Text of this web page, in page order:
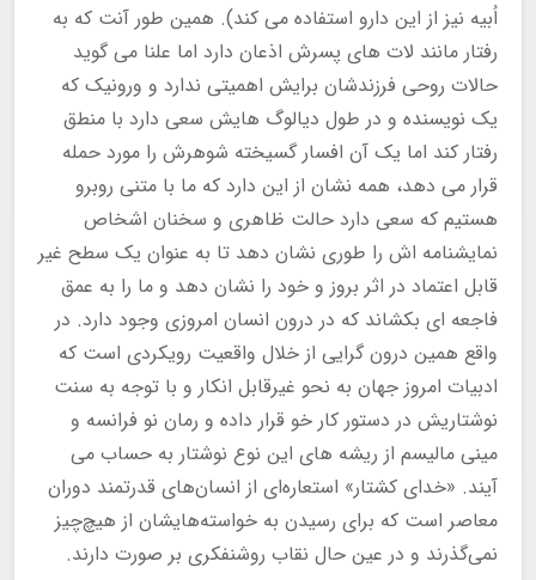
اُبیه نیز از این دارو استفاده می کند). همین طور آنت که به
رفتار مانند لات های پسرش اذعان دارد اما علنا می گوید
حالات روحی فرزندشان برایش اهمیتی ندارد و ورونیک که
یک نویسنده و در طول دیالوگ هایش سعی دارد با منطق
رفتار کند اما یک آن افسار گسیخته شوهرش را مورد حمله
قرار می دهد، همه نشان از این دارد که ما با متنی روبرو
هستیم که سعی دارد حالت ظاهری و سخنان اشخاص
نمایشنامه اش را طوری نشان دهد تا به عنوان یک سطح غیر
قابل اعتماد در اثر بروز و خود را نشان دهد و ما را به عمق
فاجعه ای بکشاند که در درون انسان امروزی وجود دارد. در
واقع همین درون گرایی از خلال واقعیت رویکردی است که
ادبیات امروز جهان به نحو غیرقابل انکار و با توجه به سنت
نوشتاریش در دستور کار خو قرار داده و رمان نو فرانسه و
مینی مالیسم از ریشه های این نوع نوشتار به حساب می
آیند. «خدای کشتار» استعاره‌ای از انسان‌های قدرتمند دوران
معاصر است که برای رسیدن به خواسته‌هایشان از هیچ‌چیز
نمی‌گذرند و در عین حال نقاب روشنفکری بر صورت دارند.